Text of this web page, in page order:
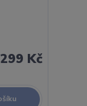
299 Kč